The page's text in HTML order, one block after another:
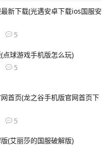
新下载(光遇安卓下载ios国服安
5
点球游戏手机版怎么玩)
5
首页(龙之谷手机版官网首页下
5
(艾丽莎的国服破解版)